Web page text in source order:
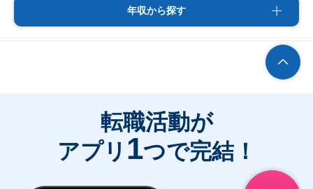
年収から探す
転職活動が
アプリ 1つで完結！